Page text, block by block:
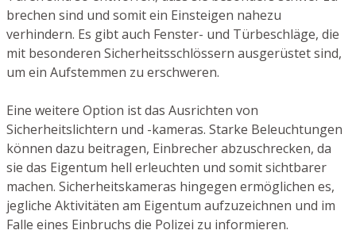
brechen sind und somit ein Einsteigen nahezu
verhindern. Es gibt auch Fenster- und Türbeschläge, die
mit besonderen Sicherheitsschlössern ausgerüstet sind,
um ein Aufstemmen zu erschweren.
Eine weitere Option ist das Ausrichten von
Sicherheitslichtern und -kameras. Starke Beleuchtungen
können dazu beitragen, Einbrecher abzuschrecken, da
sie das Eigentum hell erleuchten und somit sichtbarer
machen. Sicherheitskameras hingegen ermöglichen es,
jegliche Aktivitäten am Eigentum aufzuzeichnen und im
Falle eines Einbruchs die Polizei zu informieren.